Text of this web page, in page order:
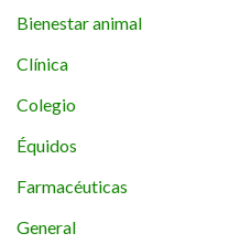
Bienestar animal
Clínica
Colegio
Équidos
Farmacéuticas
General